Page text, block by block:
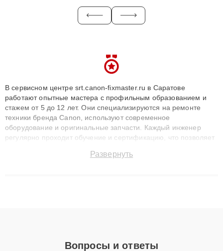
В сервисном центре srt.canon-fixmaster.ru в Саратове
работают опытные мастера с профильным образованием и
стажем от 5 до 12 лет. Они специализируются на ремонте
техники бренда Canon, используют современное
оборудование и оригинальные запчасти. Каждый инженер
регулярно проходит обучение и сертификацию, что позволяет
технику с сохранением гарантии до 3 лет. Наши мастера
Развернуть
Вопросы и ответы